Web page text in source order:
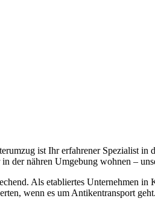
ist Ihr erfahrener Spezialist
der nähren Umgebung wohnen –
Als etabliertes Unternehmen
wenn es um Antikentransport geht.